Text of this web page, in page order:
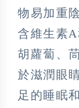
物易加重
含維生素
胡蘿蔔、
於滋潤眼
足的睡眠